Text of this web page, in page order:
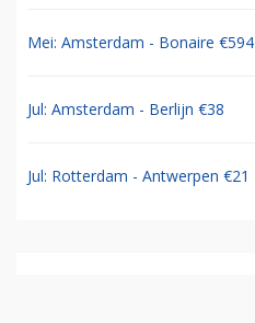
Mei: Amsterdam - Bonaire €594
Jul: Amsterdam - Berlijn €38
Jul: Rotterdam - Antwerpen €21